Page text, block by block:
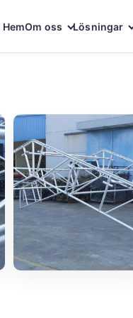
HemOm oss Lösningar